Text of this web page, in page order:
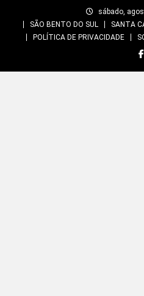
sábado,
SÃO BENTO DO SUL
SANTA
POLÍTICA DE PRIVACIDADE